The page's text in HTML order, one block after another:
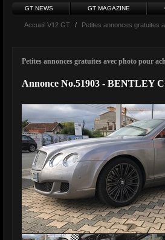
GT NEWS GT MAGAZINE
Accueil V12 GT / Petites annonces gratuites
Petites annonces gratuites avec photo pour
Annonce No.51903 - BENTLEY